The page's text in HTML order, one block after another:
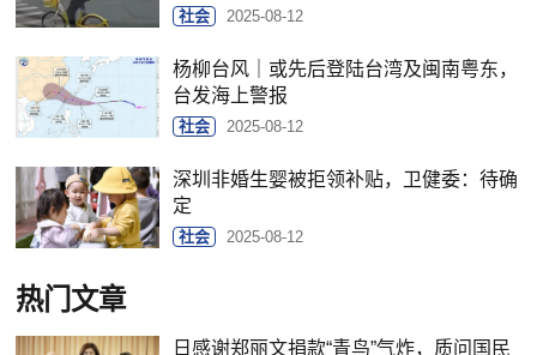
社会 2025-08-12
杨柳台风｜或先后登陆台湾及闽南粤东，
台发海上警报
社会 2025-08-12
深圳非婚生婴被拒领补贴，卫健委：待确
定
社会 2025-08-12
热门文章
日感谢郑丽文捐款“青鸟”气炸，质问国民